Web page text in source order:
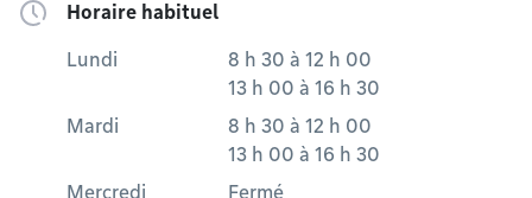
Horaire habituel
Lundi 8 h 30 à 12 h 00
13 h 00 à 16 h 30
Mardi
8 h 30 à 12 h 00
13 h 00 à 16 h 30
Mercredi
Fermé